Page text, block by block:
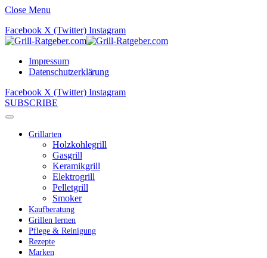
Close Menu
Facebook X (Twitter) Instagram
Impressum
Datenschutzerklärung
Facebook X (Twitter) Instagram
SUBSCRIBE
Grillarten
Holzkohlegrill
Gasgrill
Keramikgrill
Elektrogrill
Pelletgrill
Smoker
Kaufberatung
Grillen lernen
Pflege & Reinigung
Rezepte
Marken